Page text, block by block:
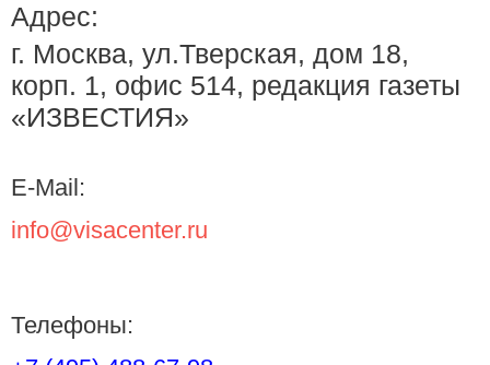
Адрес:
г. Москва, ул.Тверская, дом 18,
корп. 1, офис 514, редакция газеты
«ИЗВЕСТИЯ»
E-Mail:
info@visacenter.ru
Телефоны: